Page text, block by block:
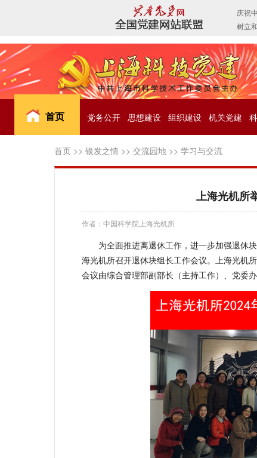
首页 党务公开 思想建设 组织建设 机关党建
首页 >> 银发之情 >> 交流园地 >> 学习与交流
上海光机所
作者：中国科学院上海光机所
为全面推进离退休工作，进一步加强退休
海光机所召开退休块组长工作会议。上海光机
会议由综合管理部副部长（主持工作）、党委